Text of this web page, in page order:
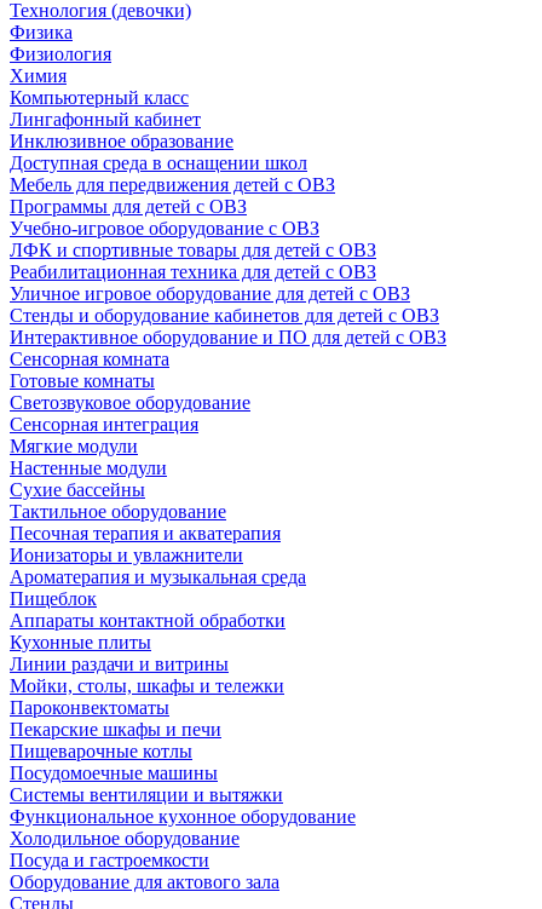
Технология (девочки)
Физика
Физиология
Химия
Компьютерный класс
Лингафонный кабинет
Инклюзивное образование
Доступная среда в оснащении школ
Мебель для передвижения детей с ОВЗ
Программы для детей с ОВЗ
Учебно-игровое оборудование с ОВЗ
ЛФК и спортивные товары для детей с ОВЗ
Реабилитационная техника для детей с ОВЗ
Уличное игровое оборудование для детей с ОВЗ
Стенды и оборудование кабинетов для детей с ОВЗ
Интерактивное оборудование и ПО для детей с ОВЗ
Сенсорная комната
Готовые комнаты
Светозвуковое оборудование
Сенсорная интеграция
Мягкие модули
Настенные модули
Сухие бассейны
Тактильное оборудование
Песочная терапия и акватерапия
Ионизаторы и увлажнители
Ароматерапия и музыкальная среда
Пищеблок
Аппараты контактной обработки
Кухонные плиты
Линии раздачи и витрины
Мойки, столы, шкафы и тележки
Пароконвектоматы
Пекарские шкафы и печи
Пищеварочные котлы
Посудомоечные машины
Системы вентиляции и вытяжки
Функциональное кухонное оборудование
Холодильное оборудование
Посуда и гастроемкости
Оборудование для актового зала
Стенды